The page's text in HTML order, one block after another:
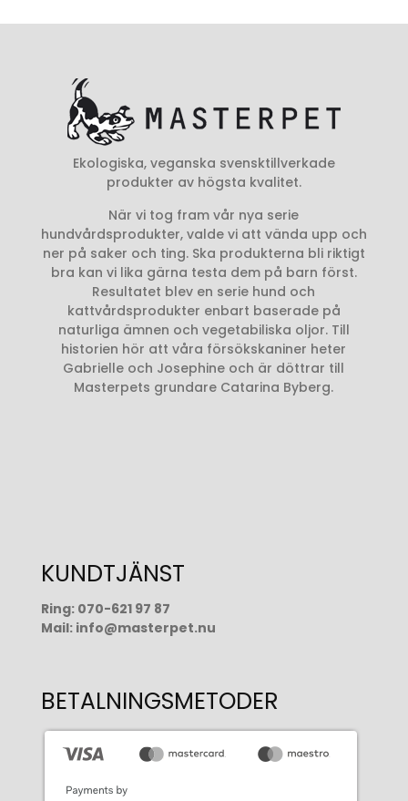
Ekologiska, veganska svensktillverkade
produkter av högsta kvalitet.
När vi tog fram vår nya serie
hundvårdsprodukter, valde vi att vända upp och
ner på saker och ting. Ska produkterna bli riktigt
bra kan vi lika gärna testa dem på barn först.
Resultatet blev en serie hund och
kattvårdsprodukter enbart baserade på
naturliga ämnen och vegetabiliska oljor. Till
historien hör att våra försökskaniner heter
Gabrielle och Josephine och är döttrar till
Masterpets grundare Catarina Byberg.
KUNDTJÄNST
Ring: 070-621 97 87
Mail: info@masterpet.nu
BETALNINGSMETODER